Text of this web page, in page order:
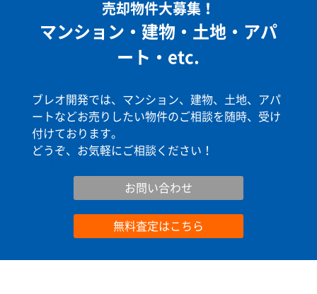
売却物件大募集！
マンション・建物・土地・アパ
ート・etc.
ブレオ開発では、マンション、建物、土地、アパ
ートなどお売りしたい物件のご相談を随時、受け
付けております。
どうぞ、お気軽にご相談ください！
お問い合わせ
無料査定はこちら